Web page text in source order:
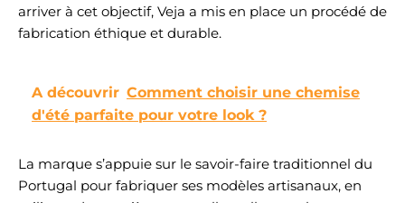
arriver à cet objectif, Veja a mis en place un procédé de
fabrication éthique et durable.
A découvrir Comment choisir une chemise
d'été parfaite pour votre look ?
La marque s’appuie sur le savoir-faire traditionnel du
Portugal pour fabriquer ses modèles artisanaux, en